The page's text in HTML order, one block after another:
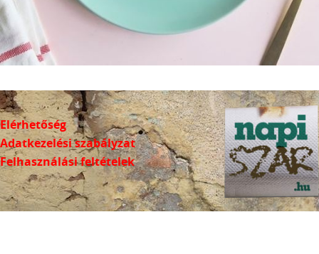
Elérhetőség
Adatkezelési szabályzat
Felhasználási feltételek